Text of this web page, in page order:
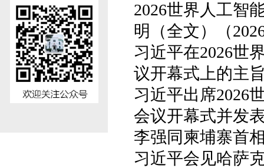
2026世界人工智
明（全文）（
习近平在2026世
议开幕式上的主
习近平出席2026
会议开幕式并发
李强同柬埔寨首
习近平会见哈萨